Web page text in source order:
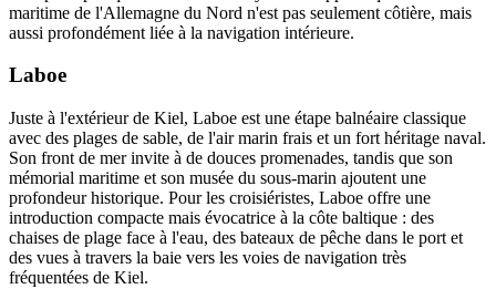
maritime de l'Allemagne du Nord n'est pas seulement côtière, mais
aussi profondément liée à la navigation intérieure.
Laboe
Juste à l'extérieur de Kiel, Laboe est une étape balnéaire classique
avec des plages de sable, de l'air marin frais et un fort héritage naval.
Son front de mer invite à de douces promenades, tandis que son
mémorial maritime et son musée du sous-marin ajoutent une
profondeur historique. Pour les croisiéristes, Laboe offre une
introduction compacte mais évocatrice à la côte baltique : des
chaises de plage face à l'eau, des bateaux de pêche dans le port et
des vues à travers la baie vers les voies de navigation très
fréquentées de Kiel.